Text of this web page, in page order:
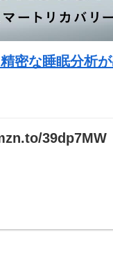
密な睡眠分析
39dp7MW